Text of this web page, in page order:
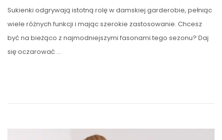
Sukienki odgrywają istotną rolę w damskiej garderobie, pełniąc
wiele różnych funkcji i mając szerokie zastosowanie. Chcesz
być na bieżąco z najmodniejszymi fasonami tego sezonu? Daj
się oczarować …